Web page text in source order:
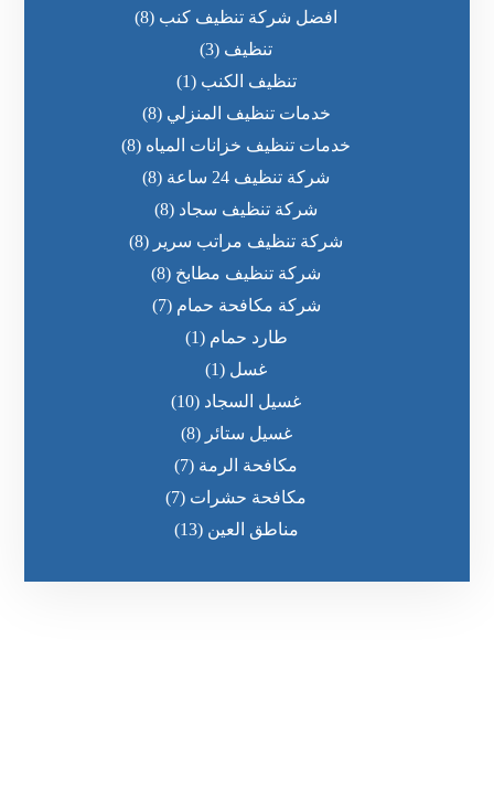
افضل شركة تنظيف كنب (8)
تنظيف (3)
تنظيف الكنب (1)
خدمات تنظيف المنزلي (8)
خدمات تنظيف خزانات المياه (8)
شركة تنظيف 24 ساعة
(8)
شركة تنظيف سجاد (8)
شركة تنظيف مراتب سرير (8)
شركة تنظيف مطابخ (8)
شركة مكافحة حمام (7)
طارد حمام (1)
غسل (1)
غسيل السجاد (10)
غسيل ستائر (8)
مكافحة الرمة (7)
مكافحة حشرات (7)
مناطق العين (13)